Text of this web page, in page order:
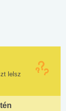
lelsz